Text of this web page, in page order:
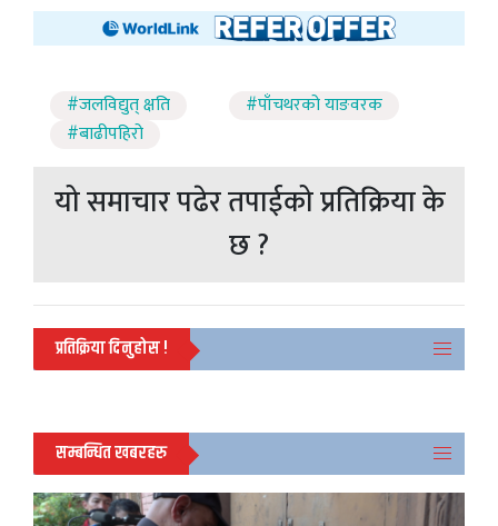
#जलविद्युत् क्षति
#पाँचथरको याङवरक
#बाढीपहिरो
यो समाचार पढेर तपाईको प्रतिक्रिया के
छ ?
प्रतिक्रिया दिनुहोस !
सम्बन्धित खबरहरु